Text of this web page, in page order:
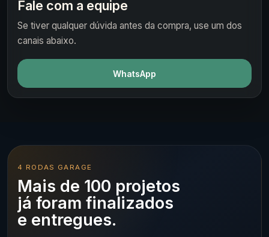
Fale com a equipe
Se tiver qualquer dúvida antes da compra, use um dos
canais abaixo.
WhatsApp
4 RODAS GARAGE
Mais de 100 projetos
já foram finalizados
e entregues.